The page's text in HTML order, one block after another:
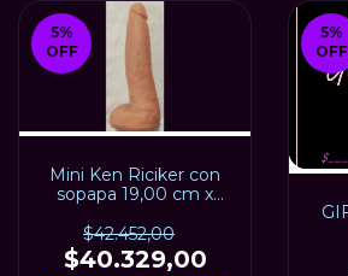
5%
OFF
Mini Ken Riciker con
sopapa 19,00 cm x
$42.452,00
$40.329,00
5%
OFF